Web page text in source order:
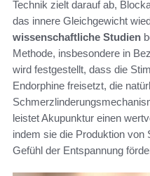
Technik zielt darauf ab,
das innere Gleichgewicht
wissenschaftliche Studien
Methode, insbesondere in
wird festgestellt, dass die
Endorphine freisetzt, die
leistet Akupunktur einen
indem sie die Produktion
Gefühl der Entspannung